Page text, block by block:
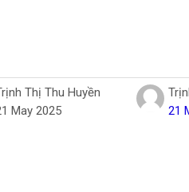
Thị Thu Huyền
May 2025
21